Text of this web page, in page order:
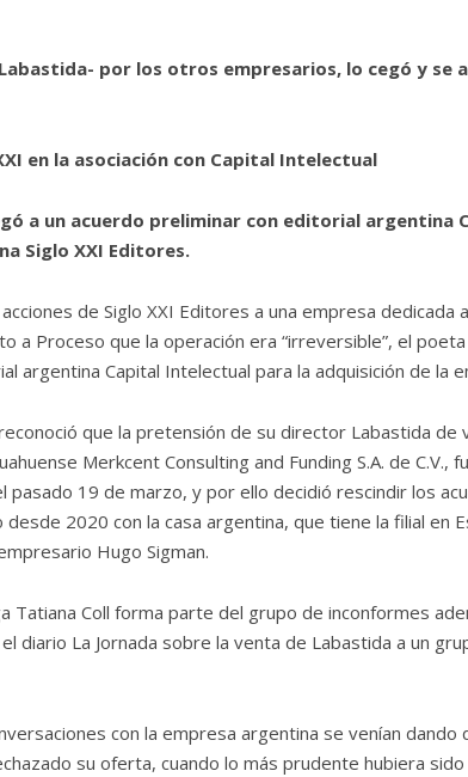
por los otros empresarios, lo cegó y se
en la asociación con Capital Intelectual
a un acuerdo preliminar con editorial
Siglo XXI Editores.
de Siglo XXI Editores a una empresa dedicada
a Proceso que la operación era “irreversible”, el poeta
argentina Capital Intelectual para la adquisición de la
que la pretensión de su director Labastida de
Merkcent Consulting and Funding S.A. de C.V.,
pasado 19 de marzo, y por ello decidió rescindir los
2020 con la casa argentina, que tiene la filial en
Hugo Sigman.
Tatiana Coll forma parte del grupo de inconformes
diario La Jornada sobre la venta de Labastida a un
con la empresa argentina se venían
su oferta, cuando lo más prudente hubiera